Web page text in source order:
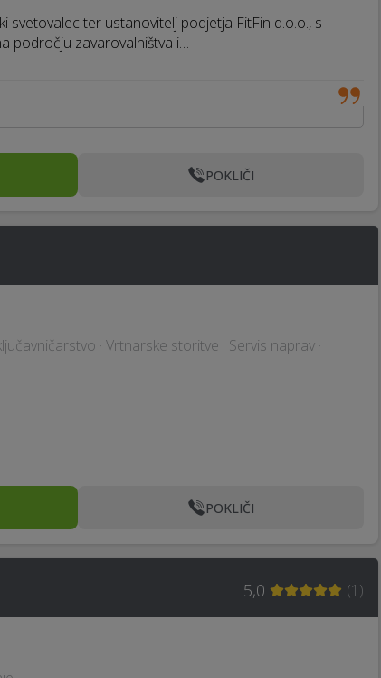
svetovalec ter ustanovitelj podjetja FitFin d.o.o., s
področju zavarovalništva i…
POKLIČI
· Vrtnarske storitve · Servis naprav ·
POKLIČI
5,0 (1 )